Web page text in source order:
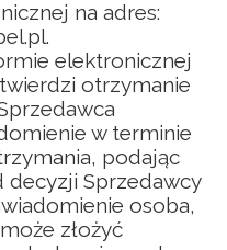
na adres:
elektronicznej
otrzymanie
w terminie
podając
decyzji Sprzedawcy
osoba,
złożyć